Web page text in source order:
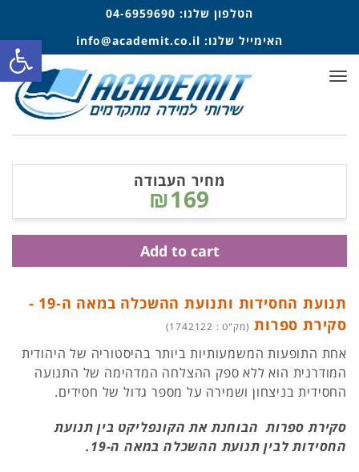
הטלפון שלנו: 04-6959690
האימייל שלנו: info@academit.co.il
תפריט
תנועת החסידות ותנועת ההשכלה במאה ה-19 -
סקירת ספרות (מק"ט : 1742122)
אחת התופעות המשמעותיות ביותר בהיסטוריה של היהודית
המודרנית הוא ללא ספק ההצלחה המדהימה של התנועה
החסידית בניצחון ושמירה על מספר גדול של חסידים.
סקירת ספרות הבוחנת את הקונפליקט בין תנועת
החסידות לבין תנועת ההשכלה במאה ה-19.
מחיר העבודה
₪169
Add to cart
פתח